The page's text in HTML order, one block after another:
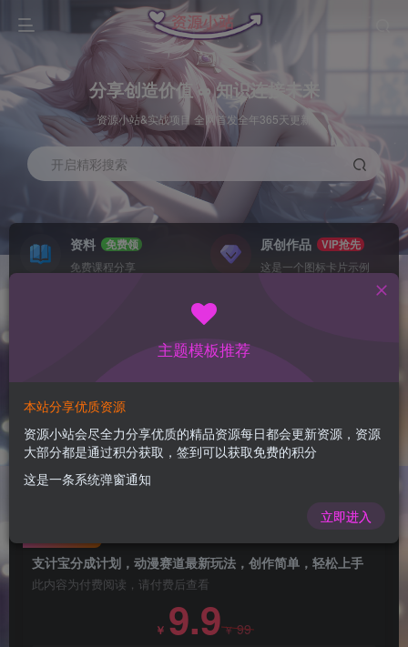
分享创造价值 ∞ 知识连接未来
资源小站&实战项目 全网首发全年365天更新
开启精彩搜索
资料
免费领
免费课程分享
原创作品
VIP抢先
这是一个图标卡片示例
支计宝分成计划，动漫赛道最新玩法，创作简单，
轻松上手
1年前更新
63 10
支计宝分成计划，动漫赛道最新玩法，创作简单，轻松上手
此内容为付费阅读，请付费后查看
￥ 9.9￥99
主题模板推荐
本站分享优质资源
资源小站会尽全力分享优质的精品资源每日都会更新资源，资源
大部分都是通过积分获取，签到可以获取免费的积分
这是一条系统弹窗通知
立即进入